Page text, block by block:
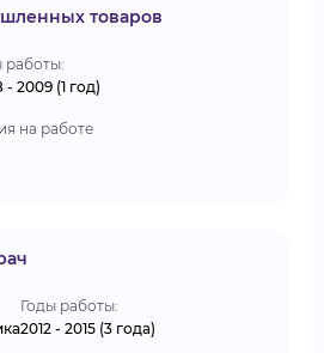
товаров
работы:
- 2009 (1 год)
на работе
Годы работы:
2012 - 2015 (3 года)